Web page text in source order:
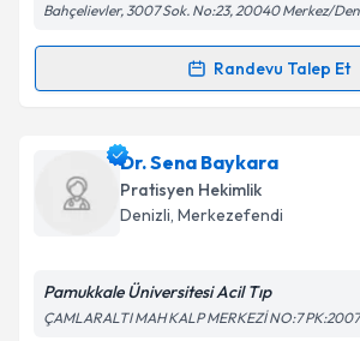
Kişisel verilerimin işlenmesine
Metni'ni okudum ve kişisel
Takvim Talebini
Bahçelievler, 3007 Sok. No:23, 20040 Merkez/
Randevu Talep Et
Randevu Takvimi Talebi
Dr. Kamil Demircileriçin randevu
oluşturun. Size bu uzmandan randevu
takvim hazırlandığında e-posta ile
Dr. Sena Baykara
Pratisyen Hekimlik
Denizli, Merkezefendi
Pamukkale Üniversitesi Acil Tıp
ÇAMLARALTI MAH KALP MERKEZİ NO:7